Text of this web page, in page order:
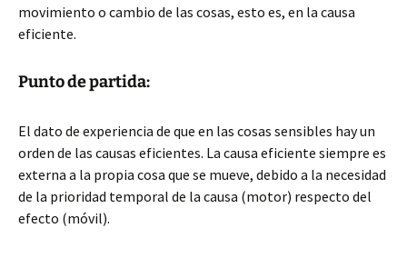
movimiento o cambio de las cosas, esto es, en la causa
eficiente.
Punto de partida:
El dato de experiencia de que en las cosas sensibles hay un
orden de las causas eficientes. La causa eficiente siempre es
externa a la propia cosa que se mueve, debido a la necesidad
de la prioridad temporal de la causa (motor) respecto del
efecto (móvil).